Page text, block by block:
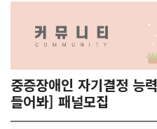
2026년 중증장애인강원형일
2026년 원주장애인자립생활
2026년 중증장애인동료상담
2026년 중증장애인강원형일
중증장애인 자기결정 능
들어봐] 패널모집